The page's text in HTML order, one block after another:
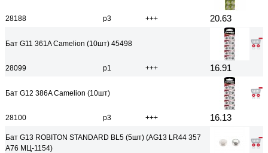
28188 р3 +++ 20.63
Бат G11 361A Camelion (10шт) 45498
28099 р1 +++ 16.91
Бат G12 386A Camelion (10шт)
28100 р3 +++ 16.13
Бат G13 ROBITON STANDARD BL5 (5шт) (AG13 LR44 357
A76 МЦ-1154)